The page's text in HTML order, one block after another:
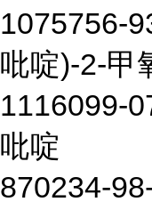
1075756-
吡啶)-2-甲
1116099-
吡啶
870234-